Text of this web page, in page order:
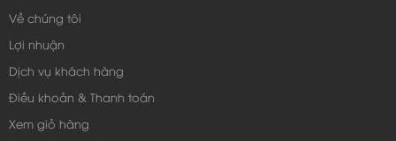
Về chúng tôi
Lợi nhuận
Dịch vụ khách hàng
Điều khoản & Thanh toán
Xem giỏ hàng